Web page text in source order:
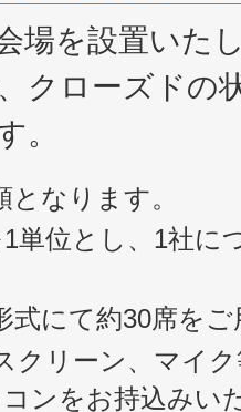
場を設置いた
クローズドの
。
となります。
1単位とし、1社
式にて約30席を
クリーン、マイ
ンをお持込みい